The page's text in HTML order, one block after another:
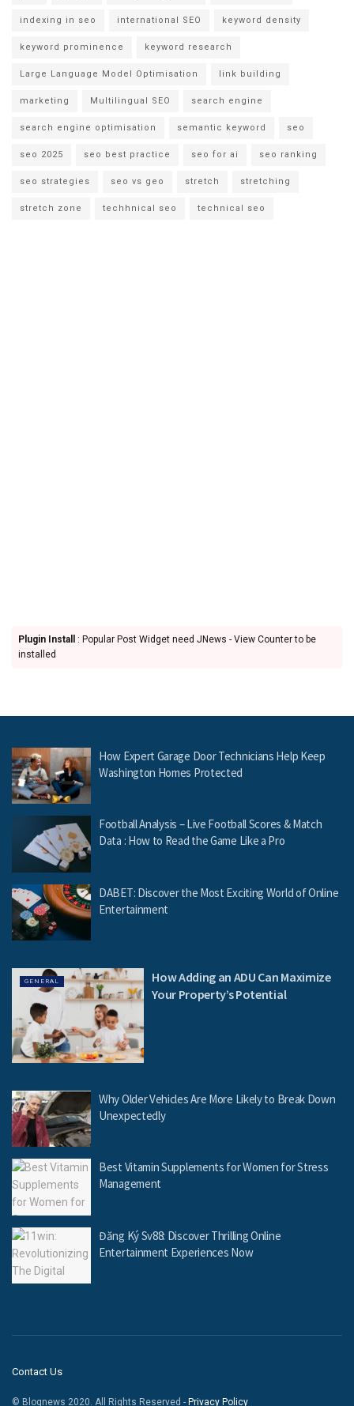
indexing in seo international SEO keyword density
keyword prominence keyword research
Large Language Model Optimisation link building
marketing Multilingual SEO search engine
search engine optimisation semantic keyword seo
seo 2025 seo best practice seo for ai seo ranking
seo strategies seo vs geo stretch stretching
stretch zone techhnical seo technical seo
Plugin Install
: Popular Post Widget need JNews - View Counter to be
installed
How Expert Garage Door Technicians Help Keep
Washington Homes Protected
Football Analysis – Live Football Scores & Match
Data : How to Read the Game Like a Pro
DABET: Discover the Most Exciting World of Online
Entertainment
GENERAL
How Adding an ADU Can Maximize
Your Property’s Potential
Why Older Vehicles Are More Likely to Break Down
Unexpectedly
Best Vitamin Supplements for Women for Stress
Management
Đăng Ký Sv88: Discover Thrilling Online
Entertainment Experiences Now
Contact Us
© Blognews 2020. All Rights Reserved - Privacy Policy